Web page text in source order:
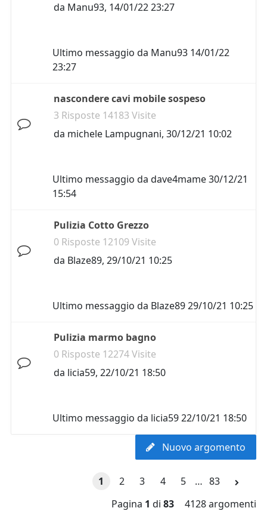
da Manu93, 14/01/22 23:27
Ultimo messaggio da Manu93 14/01/22
23:27
nascondere cavi mobile sospeso
3 Risposte 14183 Visite
da michele Lampugnani, 30/12/21 10:02
Ultimo messaggio da dave4mame30/12/21
15:54
Pulizia Cotto Grezzo
0 Risposte 12109 Visite
da Blaze89, 29/10/21 10:25
Ultimo messaggio da Blaze8929/10/21 10:25
Pulizia marmo bagno
0 Risposte 12274 Visite
da licia59, 22/10/21 18:50
Ultimo messaggio da licia5922/10/21 18:50
Nuovo argomento
1 2 3 4 5 … 83
Pagina 1 di 83 4128 argomenti